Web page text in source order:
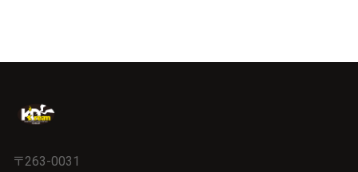
〒263-0031